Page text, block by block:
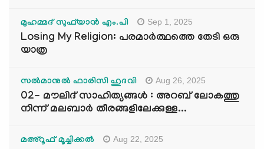
മുഹമ്മദ് സുഫ്‌യാൻ എം.പി Sep 1, 2025
Losing My Religion: പരമാർത്ഥത്തെ തേടി ഒരു
യാത്ര
സൽമാനുൽ ഫാരിസി ഹുദവി Aug 26, 2025
02- മൗലിദ് സാഹിത്യങ്ങൾ : അറബ് ലോകത്തു
നിന്ന് മലബാർ തീരങ്ങളിലേക്കുള്ള...
മഅ്റൂഫ് മൂച്ചിക്കല്‍ Aug 22, 2025